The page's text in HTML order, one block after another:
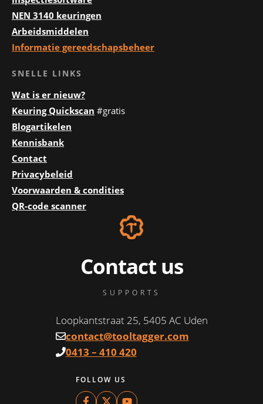
NEN 3140 keuringen
Arbeidsmiddelen
Informatie gereedschapsbeheer
SNELLE LINKS
Wat is er nieuw?
Keuring Quickscan #gratis
Blogartikelen
Kennisbank
Contact
Privacybeleid
Voorwaarden & condities
QR-code scanner
Contact us
SUPPORTS
Loopkantstraat 25, 5405 AC Uden
contact@tooltagger.com
0413 – 410 420
FOLLOW US